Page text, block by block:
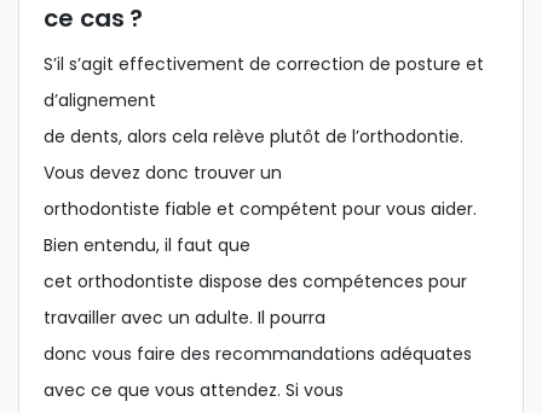
ce cas ?
S’il s’agit effectivement de correction de posture et
d’alignement
de dents, alors cela relève plutôt de l’orthodontie.
Vous devez donc trouver un
orthodontiste fiable et compétent pour vous aider.
Bien entendu, il faut que
cet orthodontiste dispose des compétences pour
travailler avec un adulte. Il pourra
donc vous faire des recommandations adéquates
avec ce que vous attendez. Si vous